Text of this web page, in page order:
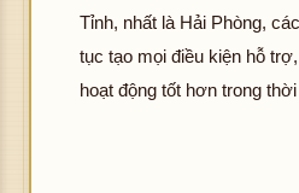
Tỉnh, nhất là Hải Phòng,
tục tạo mọi điều kiện hỗ
hoạt động tốt hơn trong